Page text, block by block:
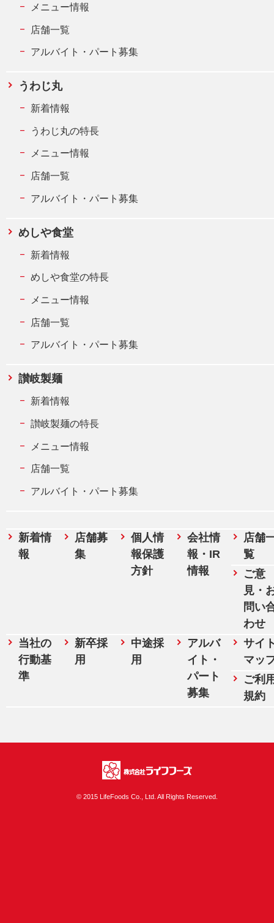
メニュー情報
店舗一覧
アルバイト・パート募集
うわじ丸
新着情報
うわじ丸の特長
メニュー情報
店舗一覧
アルバイト・パート募集
めしや食堂
新着情報
めしや食堂の特長
メニュー情報
店舗一覧
アルバイト・パート募集
讃岐製麺
新着情報
讃岐製麺の特長
メニュー情報
店舗一覧
アルバイト・パート募集
新着情
報
店舗募
集
個人情
報保護
方針
会社情
報・IR
情報
店舗
覧
ご意
見・
問い
わせ
当社の
行動基
準
新卒採
用
中途採
用
アルバ
イト・
パート
募集
サイ
マッ
ご利
規約
© 2015 LifeFoods Co., Ltd. All Rights Reserved.